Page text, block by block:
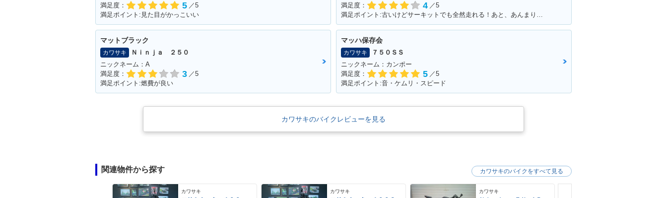
満足度：
5 ／5
満足ポイント:見た目がかっこいい
満足度：
4 ／5
満足ポイント:古いけどサーキットでも全然走れる！あと、あんまり乗っている人が少ない。メーターが好き
マットブラック
カワサキ
Ｎｉｎｊａ ２５０
ニックネーム：A
満足度：
3 ／5
満足ポイント:燃費が良い
マッハ保存会
カワサキ
７５０ＳＳ
ニックネーム：カンポー
満足度：
5 ／5
満足ポイント:音・ケムリ・スピード
カワサキのバイクレビューを見る
関連物件から探す
カワサキ カワサキ カワサキ
カワサキのバイクをすべて見る